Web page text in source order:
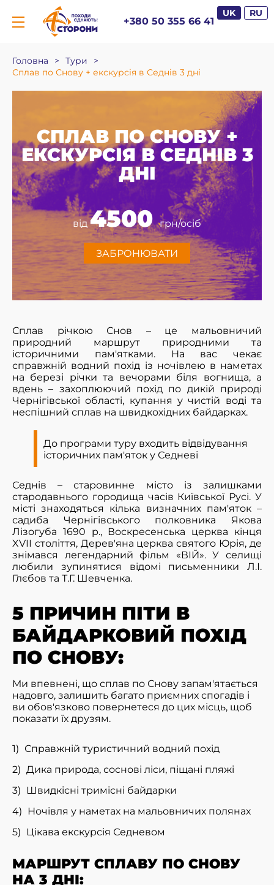
UK RU
+380 50 355 66 41
Головна > Тури
>
Сплав по Снову + екскурсія в Седнів 3 дні
СПЛАВ ПО СНОВУ +
ЕКСКУРСІЯ В СЕДНІВ 3
ДНІ
від4500грн/осіб
ЗАБРОНЮВАТИ
Сплав річкою Снов – це мальовничий
природний маршрут природними та
історичними пам'ятками. На вас чекає
справжній водний похід із ночівлею в наметах
на березі річки та вечорами біля вогнища, а
вдень – захоплюючий похід по дикій природі
Чернігівської області, купання у чистій воді та
неспішний сплав на швидкохідних байдарках.
До програми туру входить відвідування
історичних пам'яток у Седневі
Седнів – старовинне місто із залишками
стародавнього городища часів Київської Русі. У
місті знаходяться кілька визначних пам'яток –
садиба Чернігівського полковника Якова
Лізогуба 1690 р., Воскресенська церква кінця
XVII століття, Дерев'яна церква святого Юрія, де
знімався легендарний фільм «ВІЙ». У селищі
любили зупинятися відомі письменники Л.І.
Глєбов та Т.Г. Шевченка.
5 ПРИЧИН ПІТИ В
БАЙДАРКОВИЙ ПОХІД
ПО СНОВУ:
Ми впевнені, що сплав по Снову запам'ятається
надовго, залишить багато приємних спогадів і
ви обов'язково повернетеся до цих місць, щоб
показати їх друзям.
Справжній туристичний водний похід
Дика природа, соснові ліси, піщані пляжі
Швидкісні тримісні байдарки
Ночівля у наметах на мальовничих полянах
Цікава екскурсія Седневом
МАРШРУТ СПЛАВУ ПО СНОВУ
НА 3 ДНІ: